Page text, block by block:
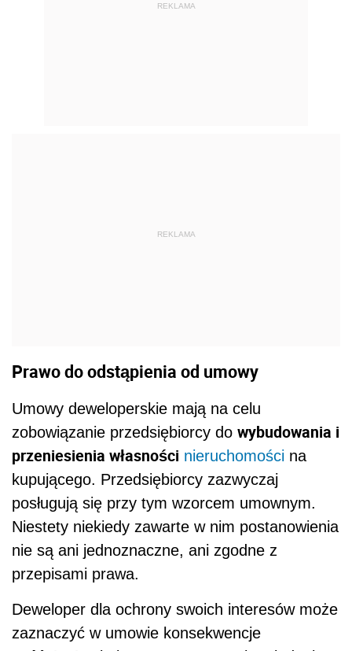
REKLAMA
REKLAMA
Prawo do odstąpienia od umowy
Umowy deweloperskie mają na celu
zobowiązanie przedsiębiorcy do wybudowania i
przeniesienia własności nieruchomości na
kupującego. Przedsiębiorcy zazwyczaj
posługują się przy tym wzorcem umownym.
Niestety niekiedy zawarte w nim postanowienia
nie są ani jednoznaczne, ani zgodne z
przepisami prawa.
Deweloper dla ochrony swoich interesów może
zaznaczyć w umowie konsekwencje